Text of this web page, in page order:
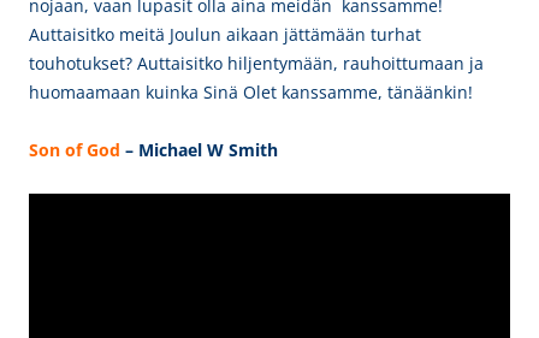
nojaan, vaan lupasit olla aina meidän kanssamme!
Auttaisitko meitä Joulun aikaan jättämään turhat
touhotukset? Auttaisitko hiljentymään, rauhoittumaan ja
huomaamaan kuinka Sinä Olet kanssamme, tänäänkin!
Son of God – Michael W Smith